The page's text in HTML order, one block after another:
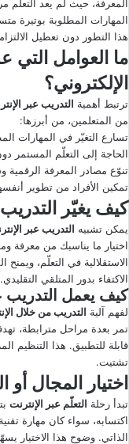
المعرفة، حيث لم يعد التعلّم
المهارات المطلوبة بوتيرة
هذا التطور دون تعطيل
ما العوامل التي
الإلكتروني؟
ترتبط أهمية التدريب عبر
من المتعلمين، من أبرزها:
تسارع التغيّر في المهارات
الحاجة إلى التعلّم المستمر
تنوّع مصادر المعرفة
تمكين الأفراد من تطوير
كيف يغيّر
يمكن تشبيه التدريب عبر
اختيار ما يناسبك من معرفة
الاستقلالية في التعلّم،
الاكتفاء بدور المتلقي التقليدي.
كيف يعمل التدريب
لفهم آلية التدريب من خلال
تمر بعدة مراحل مترابطة،
قابلة للتطبيق. هذا التنظيم
تشتيت.
اختيار المجال
تبدأ رحلة التعلّم عبر الإنترنت
اكتسابه، سواء كان مهارة
الذاتي. وضوح هذا الاختيار